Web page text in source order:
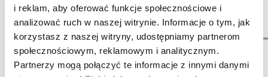
i reklam, aby oferować funkcje społecznościowe i
analizować ruch w naszej witrynie. Informacje o tym, jak
korzystasz z naszej witryny, udostępniamy partnerom
społecznościowym, reklamowym i analitycznym.
Partnerzy mogą połączyć te informacje z innymi danymi